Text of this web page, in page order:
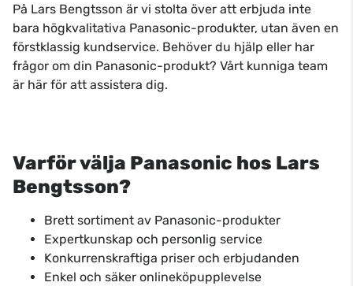
På Lars Bengtsson är vi stolta över att erbjuda inte
bara högkvalitativa Panasonic-produkter, utan även en
förstklassig kundservice. Behöver du hjälp eller har
frågor om din Panasonic-produkt? Vårt kunniga team
är här för att assistera dig.
Varför välja Panasonic hos Lars
Bengtsson?
Brett sortiment av Panasonic-produkter
Expertkunskap och personlig service
Konkurrenskraftiga priser och erbjudanden
Enkel och säker onlineköpupplevelse